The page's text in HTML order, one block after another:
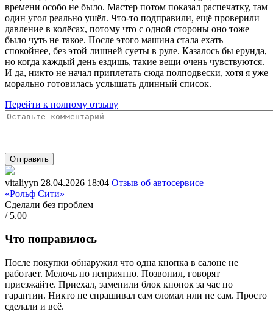
времени особо не было. Мастер потом показал распечатку, там
один угол реально ушёл. Что-то подправили, ещё проверили
давление в колёсах, потому что с одной стороны оно тоже
было чуть не такое. После этого машина стала ехать
спокойнее, без этой лишней суеты в руле. Казалось бы ерунда,
но когда каждый день ездишь, такие вещи очень чувствуются.
И да, никто не начал приплетать сюда полподвески, хотя я уже
морально готовилась услышать длинный список.
Перейти к полному отзыву
Отправить
vitaliyyn 28.04.2026 18:04 Отзыв об автосервисе
«Рольф Сити»
Сделали без проблем
/ 5.00
Что понравилось
После покупки обнаружил что одна кнопка в салоне не
работает. Мелочь но неприятно. Позвонил, говорят
приезжайте. Приехал, заменили блок кнопок за час по
гарантии. Никто не спрашивал сам сломал или не сам. Просто
сделали и всё.